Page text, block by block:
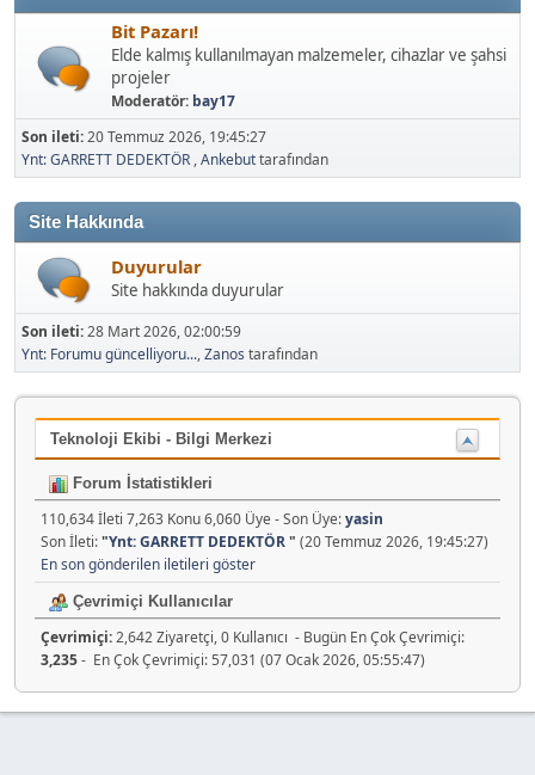
Bit Pazarı!
Elde kalmış kullanılmayan malzemeler, cihazlar ve şahsi
projeler
Moderatör:
Son ileti:20 Temmuz 2026, 19:45:27
Ynt: GARRETT DEDEKTÖR,Ankebuttarafından
Site Hakkında
Duyurular
Site hakkında duyurular
Son ileti:28 Mart 2026, 02:00:59
Ynt: Forumu güncelliyoru...,Zanos
Teknoloji Ekibi - Bilgi Merkezi
Forum İstatistikleri
110,634 İleti 7,263 Konu 6,060 Üye - Son Üye:yasin
Son İleti:"Ynt: GARRETT DEDEKTÖR"(20 Temmuz 2026, 19:45:27)
En son gönderilen iletileri göster
Çevrimiçi Kullanıcılar
Çevrimiçi:2,642 Ziyaretçi, 0 Kullanıcı - Bugün En Çok Çevrimiçi:
3,235- En Çok Çevrimiçi: 57,031 (07 Ocak 2026, 05:55:47)